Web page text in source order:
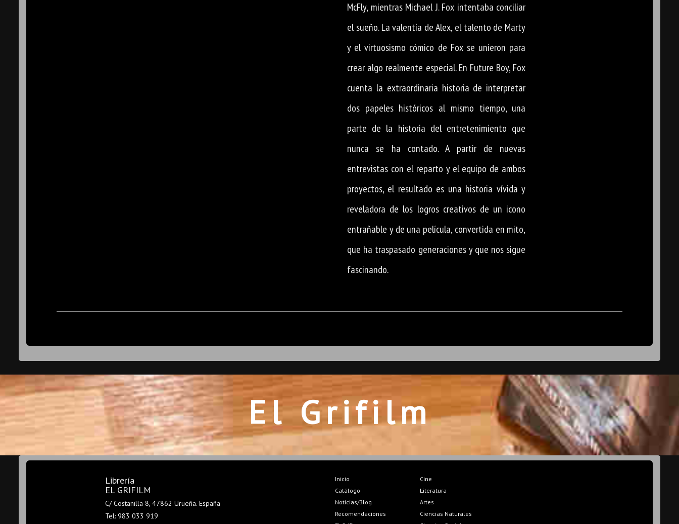
McFly, mientras Michael J. Fox intentaba conciliar
el sueño. La valentía de Alex, el talento de Marty
y el virtuosismo cómico de Fox se unieron para
crear algo realmente especial. En Future Boy, Fox
cuenta la extraordinaria historia de interpretar
dos papeles históricos al mismo tiempo, una
parte de la historia del entretenimiento que
nunca se ha contado. A partir de nuevas
entrevistas con el reparto y el equipo de ambos
proyectos, el resultado es una historia vívida y
reveladora de los logros creativos de un icono
entrañable y de una película, convertida en mito,
que ha traspasado generaciones y que nos sigue
fascinando.
El Grifilm
Librería
EL GRIFILM
C/ Costanilla 8, 47862 Urueña. España
Tel: 983 033 919
Inicio
Catálogo
Noticias/Blog
Recomendaciones
Cine
Literatura
Artes
Ciencias Naturales